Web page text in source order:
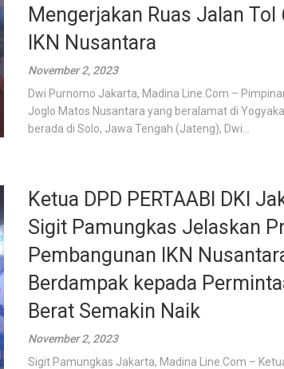
Mengerjakan Ruas Jalan Tol
IKN Nusantara
November 2, 2023
Dwi Purnomo Jakarta, Madina Line.Com –
Joglo Matos Nusantara yang beralamat di
berada di Solo, Jawa Tengah (Jateng), Dwi...
Ketua DPD PERTAABI DKI
Sigit Pamungkas Jelaskan
Pembangunan IKN
Berdampak kepada
Berat Semakin Naik
November 2, 2023
Sigit Pamungkas Jakarta, Madina Line.Com –